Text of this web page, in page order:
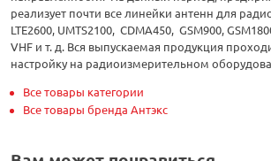
реализует почти все линейки антенн для
LTE2600, UMTS2100, CDMA450, GSM900,
VHF и т. д. Вся выпускаемая продукция
настройку на радиоизмерительном
Все товары категории
Все товары бренда Антэкс